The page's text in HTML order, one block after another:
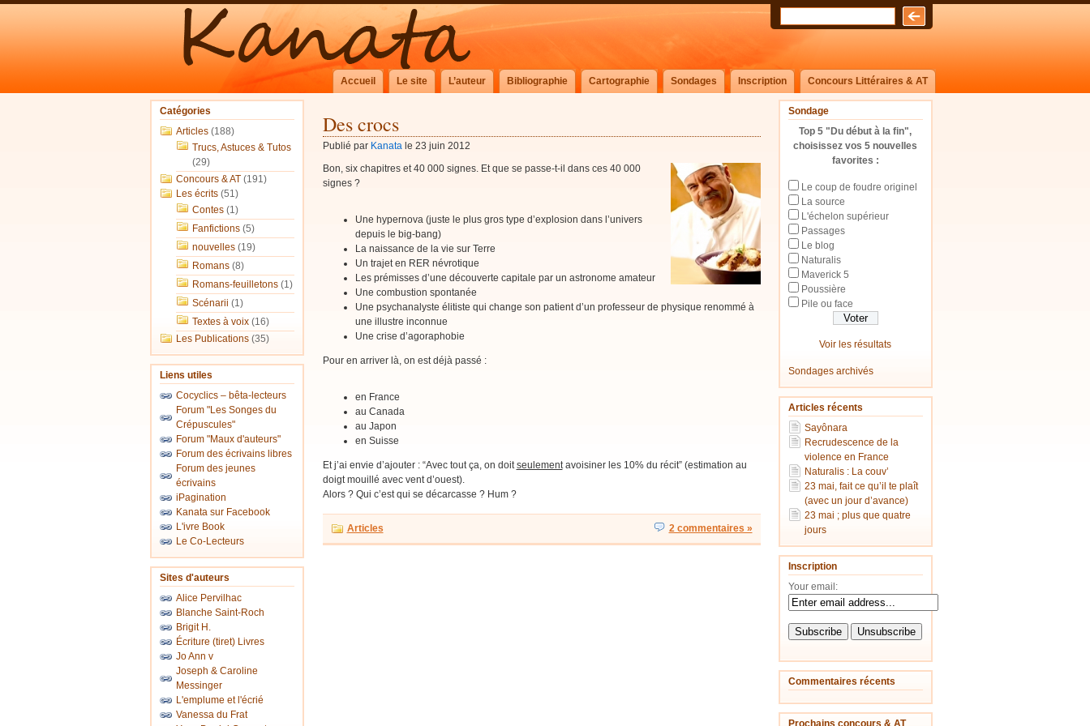
Accueil Le site L’auteur Bibliographie Cartographie Sondages Inscription Concours Littéraires & AT
Sondage
Top 5 "Du début à la fin",
choisissez vos 5 nouvelles
favorites :
Le coup de foudre originel
La source
L'échelon supérieur
Passages
Le blog
Naturalis
Maverick 5
Poussière
Pile ou face
Voir les résultats
Sondages archivés
Articles récents
Sayônara
Recrudescence de la
violence en France
Naturalis : La couv’
23 mai, fait ce qu’il te plaît
(avec un jour d’avance)
23 mai ; plus que quatre
jours
Inscription
Your email:
Commentaires récents
Prochains concours & AT
Catégories
Articles(188)
Trucs, Astuces & Tutos
(29)
Concours & AT(191)
Les écrits(51)
Contes(1)
Fanfictions(5)
nouvelles(19)
Romans(8)
Romans-feuilletons(1)
Scénarii (1)
Textes à voix(16)
Les Publications(35)
Liens utiles
Cocyclics – bêta-lecteurs
Forum "Les Songes du
Crépuscules"
Forum "Maux d'auteurs"
Forum des écrivains libres
Forum des jeunes
écrivains
iPagination
Kanata sur Facebook
L'ivre Book
Le Co-Lecteurs
Sites d'auteurs
Alice Pervilhac
Blanche Saint-Roch
Brigit H.
Écriture (tiret) Livres
Jo Ann v
Joseph & Caroline
Messinger
L'emplume et l'écrié
Vanessa du Frat
Des crocs
Publié par Kanatale 23 juin 2012
Bon, six chapitres et 40 000 signes. Et que se passe-t-il dans ces 40 000
signes ?
Une hypernova (juste le plus gros type d’explosion dans l’univers
depuis le big-bang)
La naissance de la vie sur Terre
Un trajet en RER névrotique
Les prémisses d’une découverte capitale par un astronome amateur
Une combustion spontanée
Une psychanalyste élitiste qui change son patient d’un professeur de physique renommé à
une illustre inconnue
Une crise d’agoraphobie
Pour en arriver là, on est déjà passé :
en France
au Canada
au Japon
en Suisse
Et j’ai envie d’ajouter : “Avec tout ça, on doitseulementavoisiner les 10% du récit” (estimation au
doigt mouillé avec vent d’ouest).
Alors ? Qui c’est qui se décarcasse ? Hum ?
Articles 2 commentaires »